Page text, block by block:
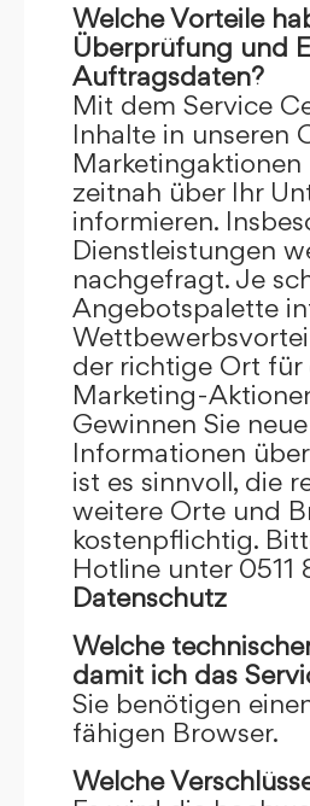
Welche Vorteile
Überprüfung und
Auftragsdaten?
Mit dem Service
Inhalte in unseren
Marketingaktionen
zeitnah über Ihr
informieren.
Dienstleistungen
nachgefragt. Je
Angebotspalette
der richtige Ort
Marketing-
Gewinnen Sie
Informationen
ist es sinnvoll, die
weitere Orte und
kostenpflichtig.
Hotline unter 0511
Datenschutz
Welche
damit ich das
Sie benötigen
fähigen Browser.
Welche